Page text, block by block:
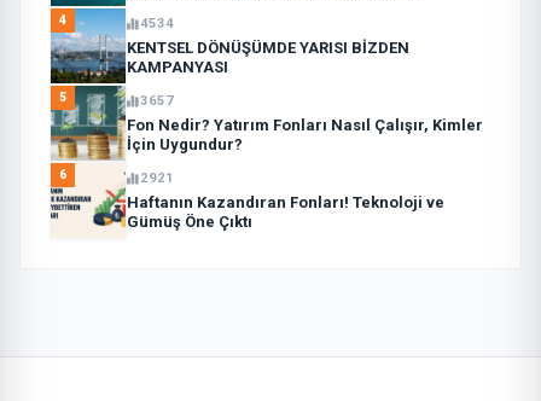
4 4534
KENTSEL DÖNÜŞÜMDE YARISI BİZDEN
KAMPANYASI
5 3657
Fon Nedir? Yatırım Fonları Nasıl Çalışır, Kimler
İçin Uygundur?
6 2921
Haftanın Kazandıran Fonları! Teknoloji ve
Gümüş Öne Çıktı